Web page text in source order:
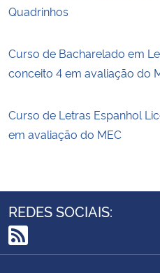
Quadrinhos
Curso de Bacharelado em
conceito 4 em avaliação do
Curso de Letras Espanhol
em avaliação do MEC
REDES SOCIAIS:
RSS